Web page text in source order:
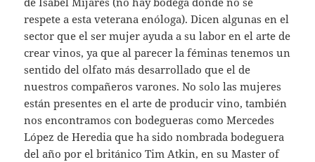
respete a esta veterana enóloga). Dicen algunas en el
sector que el ser mujer ayuda a su labor en el arte de
crear vinos, ya que al parecer la féminas tenemos un
sentido del olfato más desarrollado que el de
nuestros compañeros varones. No solo las mujeres
están presentes en el arte de producir vino, también
nos encontramos con bodegueras como Mercedes
López de Heredia que ha sido nombrada bodeguera
del año por el británico Tim Atkin, en su Master of